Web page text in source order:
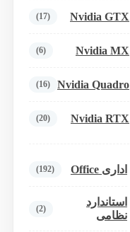
Nvidia GTX
(17)
Nvidia MX
(6)
Nvidia Quadro
(16)
Nvidia RTX
(20)
اداری Office (192)
استاندارد
نظامی
(2)